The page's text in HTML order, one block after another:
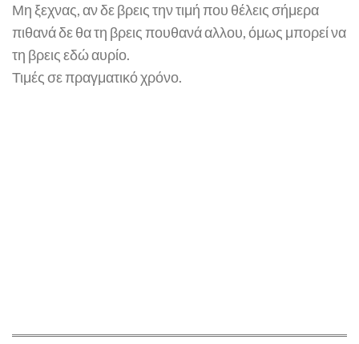
Μη ξεχνας, αν δε βρεις την τιμή που θέλεις σήμερα
πιθανά δε θα τη βρεις πουθανά αλλου, όμως μπορεί να
τη βρεις εδώ αυρίο.
Τιμές σε πραγματικό χρόνο.